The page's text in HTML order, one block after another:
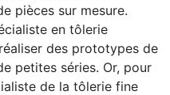
pièces sur mesure.
en tôlerie
des prototypes de
petites séries. Or, pour
de la tôlerie fine